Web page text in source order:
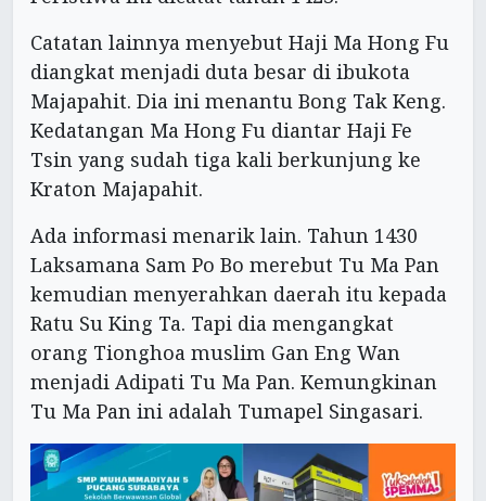
Catatan lainnya menyebut Haji Ma Hong Fu
diangkat menjadi duta besar di ibukota
Majapahit. Dia ini menantu Bong Tak Keng.
Kedatangan Ma Hong Fu diantar Haji Fe
Tsin yang sudah tiga kali berkunjung ke
Kraton Majapahit.
Ada informasi menarik lain. Tahun 1430
Laksamana Sam Po Bo merebut Tu Ma Pan
kemudian menyerahkan daerah itu kepada
Ratu Su King Ta. Tapi dia mengangkat
orang Tionghoa muslim Gan Eng Wan
menjadi Adipati Tu Ma Pan. Kemungkinan
Tu Ma Pan ini adalah Tumapel Singasari.